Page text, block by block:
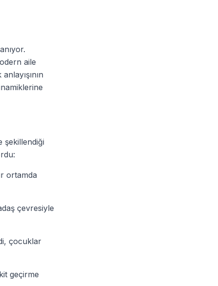
aile
şekillendiği
ortamda
çevresiyle
çocuklar
geçirme